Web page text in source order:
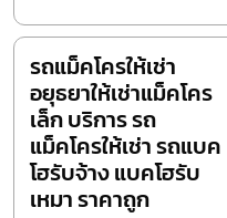
รถแม็คโครให้เช่า
อยุธยาให้เช่าแม็คโคร
เล็ก บริการ รถ
แม็คโครให้เช่า รถแบค
โฮรับจ้าง แบคโฮรับ
เหมา ราคาถูก